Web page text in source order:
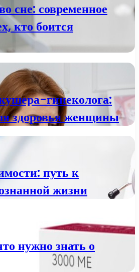
сне: современное
кто боится
гинеколога:
здоровья женщины
путь к
жизни
нужно знать о